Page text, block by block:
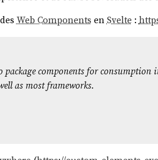
Web Components enSvelte :
package components for
as most frameworks.